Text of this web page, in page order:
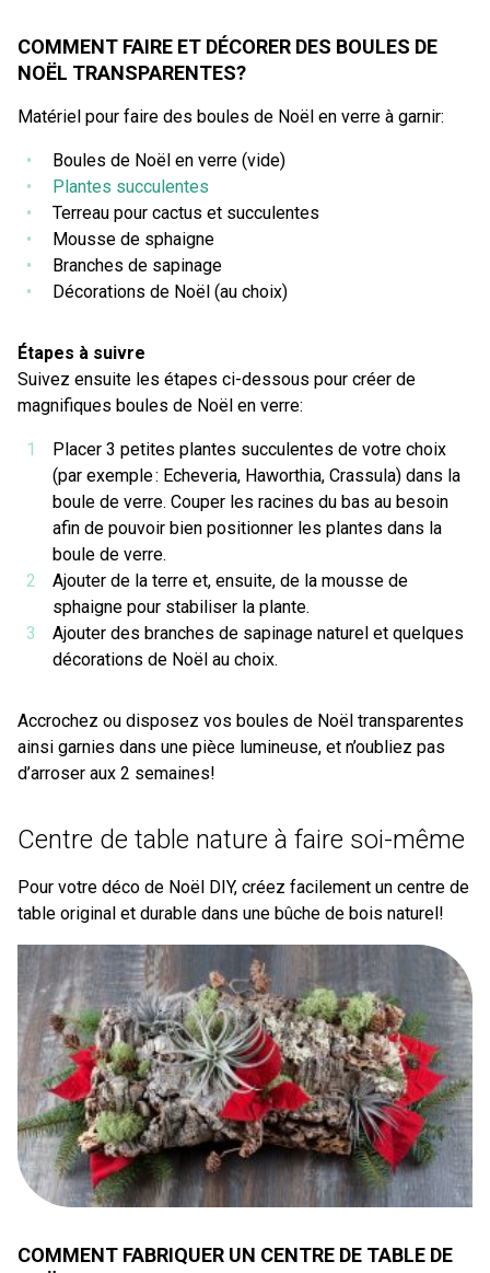
COMMENT FAIRE ET DÉCORER DES BOULES DE
NOËL TRANSPARENTES?
Matériel pour faire des boules de Noël en verre à garnir:
Boules de Noël en verre (vide)
Plantes succulentes
Terreau pour cactus et succulentes
Mousse de sphaigne
Branches de sapinage
Décorations de Noël (au choix)
Étapes à suivre
Suivez ensuite les étapes ci-dessous pour créer de
magnifiques boules de Noël en verre:
Placer 3 petites plantes succulentes de votre choix
(par exemple : Echeveria, Haworthia, Crassula) dans la
boule de verre. Couper les racines du bas au besoin
afin de pouvoir bien positionner les plantes dans la
boule de verre.
Ajouter de la terre et, ensuite, de la mousse de
sphaigne pour stabiliser la plante.
Ajouter des branches de sapinage naturel et quelques
décorations de Noël au choix.
Accrochez ou disposez vos boules de Noël transparentes
ainsi garnies dans une pièce lumineuse, et n’oubliez pas
d’arroser aux 2 semaines!
Centre de table nature à faire soi-même
Pour votre déco de Noël DIY, créez facilement un centre de
table original et durable dans une bûche de bois naturel!
COMMENT FABRIQUER UN CENTRE DE TABLE DE